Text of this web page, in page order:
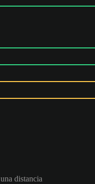
distancia